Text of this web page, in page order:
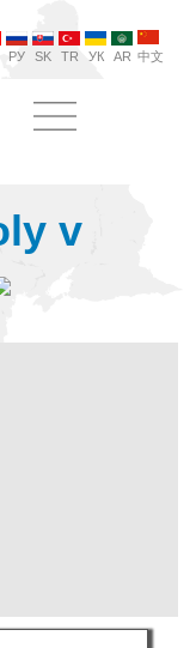
РУ SK TR УК AR 中文
v